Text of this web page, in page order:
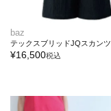
baz
テックスブリッドJQスカンツ
¥16,500税込